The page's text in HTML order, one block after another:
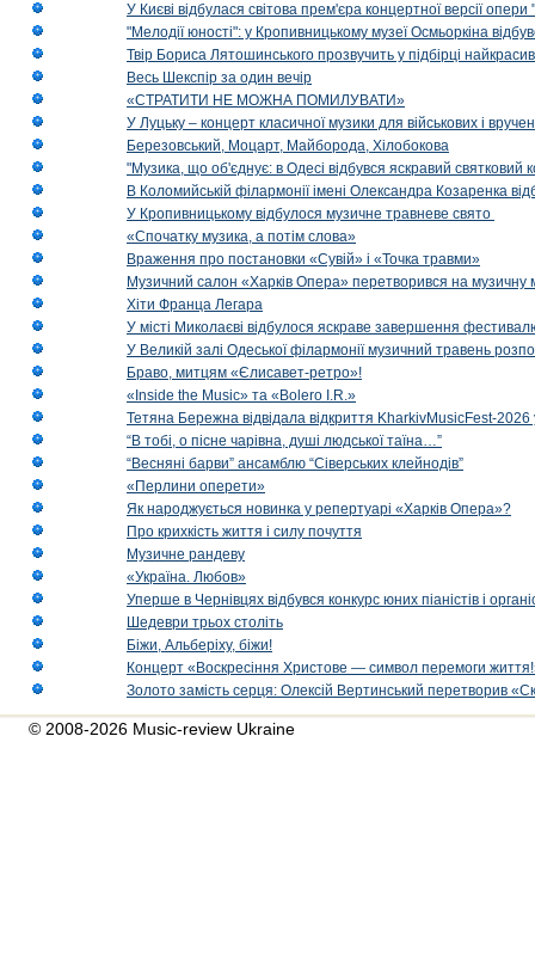
У Києві відбулася світова прем'єра концертної версії
"Мелодії юності": у Кропивницькому музеї Осмьоркіна
Твір Бориса Лятошинського прозвучить у підбірці
Весь Шекспір за один вечір
«СТРАТИТИ НЕ МОЖНА ПОМИЛУВАТИ»
У Луцьку – концерт класичної музики для військових і
Березовський, Моцарт, Майборода, Хілобокова
"Музика, що об'єднує: в Одесі відбувся яскравий
В Коломийській філармонії імені Олександра Козаренка
У Кропивницькому відбулося музичне травневе свято
«Спочатку музика, а потім слова»
Враження про постановки «Сувій» і «Точка травми»
Музичний салон «Харків Опера» перетворився на музичну
Хіти Франца Легара
У місті Миколаєві відбулося яскраве завершення
У Великій залі Одеської філармонії музичний травень
Браво, митцям «Єлисавет-ретро»!
«Inside the Music» та «Bolero I.R.»
Тетяна Бережна відвідала відкриття KharkivMusicFest-2026
“В тобі, о пісне чарівна, душі людської таїна…”
“Весняні барви” ансамблю “Сіверських клейнодів”
«Перлини оперети»
Як народжується новинка у репертуарі «Харків Опера»?
Про крихкість життя і силу почуття
Музичне рандеву
«Україна. Любов»
Уперше в Чернівцях відбувся конкурс юних піаністів і
Шедеври трьох століть
Біжи, Альберіху, біжи!
Концерт «Воскресіння Христове — символ перемоги
Золото замість серця: Олексій Вертинський перетворив
© 2008-2026 Music-review Ukraine